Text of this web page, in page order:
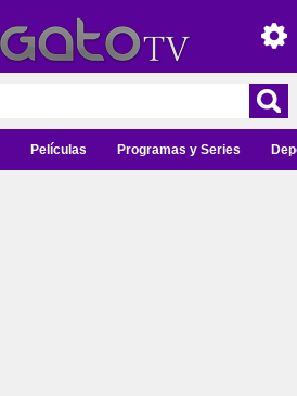
Películas Programas y Series